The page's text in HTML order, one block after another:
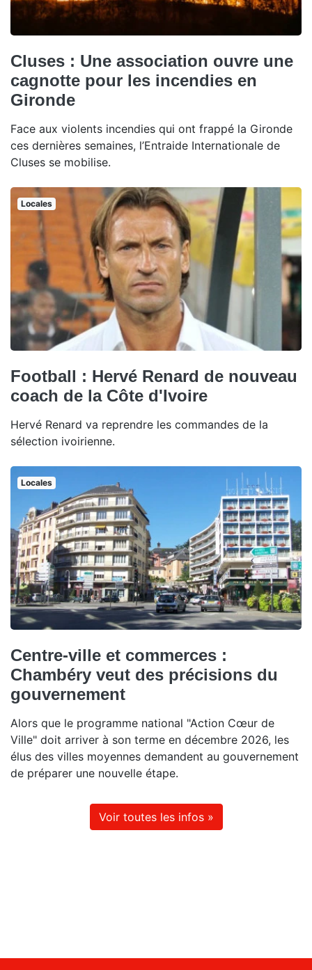
Cluses : Une association ouvre une
cagnotte pour les incendies en
Gironde
Face aux violents incendies qui ont frappé la Gironde
ces dernières semaines, l’Entraide Internationale de
Cluses se mobilise.
Locales
Football : Hervé Renard de nouveau
coach de la Côte d'Ivoire
Hervé Renard va reprendre les commandes de la
sélection ivoirienne.
Locales
Centre-ville et commerces :
Chambéry veut des précisions du
gouvernement
Alors que le programme national "Action Cœur de
Ville" doit arriver à son terme en décembre 2026, les
élus des villes moyennes demandent au gouvernement
de préparer une nouvelle étape.
Voir toutes les infos »